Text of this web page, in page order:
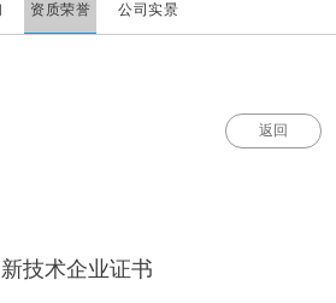
资质荣誉 公司实景
返回
技术企业证书